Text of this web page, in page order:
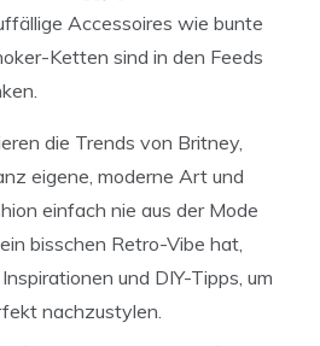
Accessoires wie bunte
Ketten sind in den Feeds
die Trends von Britney,
eigene, moderne Art und
einfach nie aus der Mode
bisschen Retro-Vibe hat,
und DIY-Tipps, um
nachzustylen.